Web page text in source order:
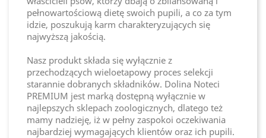
pełnowartościową dietę swoich pupili, a co za tym
idzie, poszukują karm charakteryzujących się
najwyższą jakością.
Nasz produkt składa się wyłącznie z
przechodzących wieloetapowy proces selekcji
starannie dobranych składników. Dolina Noteci
PREMIUM jest marką dostępną wyłącznie w
najlepszych sklepach zoologicznych, dlatego też
mamy nadzieję, iż w pełny zaspokoi oczekiwania
najbardziej wymagających klientów oraz ich pupili.